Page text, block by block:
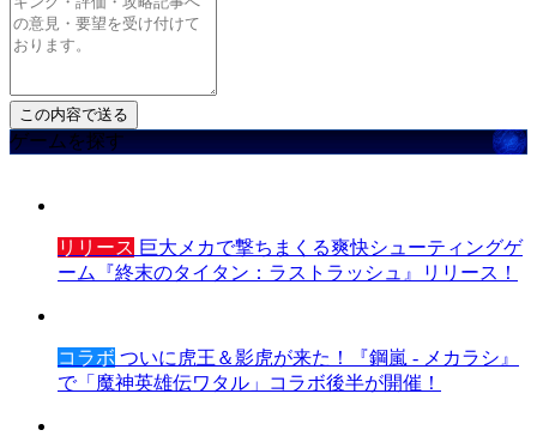
ゲームを探す
リリース 巨大メカで撃ちまくる爽快シューティングゲ
ーム『終末のタイタン：ラストラッシュ』リリース！
コラボ ついに虎王＆影虎が来た！『鋼嵐 - メカラシ』
で「魔神英雄伝ワタル」コラボ後半が開催！